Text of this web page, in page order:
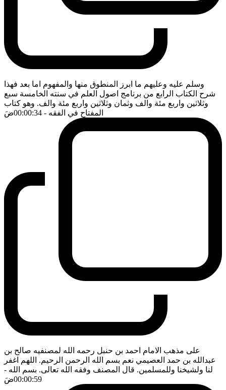
وسلم عليه وعليهم ما ابرز المنطوق منها والمفهوم اما بعد فهذا
شرح الكتاب الرابع من برنامج اصول العلم في سنته الخامسة سبع
وثلاثين واربع مئة والف وثمان وثلاثين واربع مئة والف. وهو كتاب
المفتاح في الفقه - 00:00:34 ضَ
على مذهب الامام احمد بن حنبل رحمه الله لمصنفيه صالح بن
عبدالله بن حمد العصيمي نعم بسم الله الرحمن الرحيم. اللهم اغفر
لنا ولشيخنا وللمسلمين. قال المصنف وفقه الله تعالى. بسم الله -
00:00:59ضَ